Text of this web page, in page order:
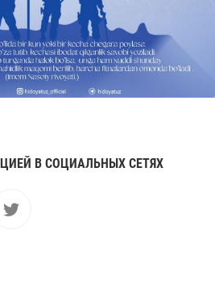
В СОЦИАЛЬНЫХ СЕТЯХ